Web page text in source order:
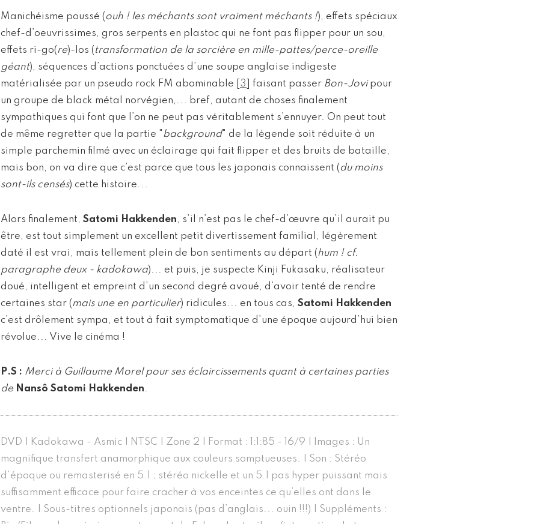
Manichéisme poussé (ouh ! les méchants sont vraiment méchants !), effets spéciaux
chef-d’oeuvrissimes, gros serpents en plastoc qui ne font pas flipper pour un sou,
effets ri-go(re)-los (transformation de la sorcière en mille-pattes/perce-oreille
géant), séquences d’actions ponctuées d’une soupe anglaise indigeste
matérialisée par un pseudo rock FM abominable
3 faisant passer Bon-Jovipour
un groupe de black métal norvégien,... bref, autant de choses finalement
sympathiques qui font que l’on ne peut pas véritablement s’ennuyer. On peut tout
de même regretter que la partie "background" de la légende soit réduite à un
simple parchemin filmé avec un éclairage qui fait flipper et des bruits de bataille,
mais bon, on va dire que c’est parce que tous les japonais connaissent (du moins
sont-ils censés) cette histoire...
Alors finalement, Satomi Hakkenden, s’il n’est pas le chef-d’œuvre qu’il aurait pu
être, est tout simplement un excellent petit divertissement familial, légèrement
daté il est vrai, mais tellement plein de bon sentiments au départ (hum ! cf.
paragraphe deux - kadokawa)... et puis, je suspecte Kinji Fukasaku, réalisateur
doué, intelligent et empreint d’un second degré avoué, d’avoir tenté de rendre
certaines star (mais une en particulier) ridicules... en tous cas, Satomi Hakkenden
c’est drôlement sympa, et tout à fait symptomatique d’une époque aujourd’hui bien
révolue... Vive le cinéma !
P.S : Merci à Guillaume Morel pour ses éclaircissements quant à certaines parties
de Nansô Satomi Hakkenden.
DVD | Kadokawa - Asmic | NTSC | Zone 2 | Format : 1:1:85 - 16/9 | Images : Un
magnifique transfert anamorphique aux couleurs somptueuses. | Son : Stéréo
d’époque ou remasterisé en 5.1 ; stéréo nickelle et un 5.1 pas hyper puissant mais
suffisamment efficace pour faire cracher à vos enceintes ce qu’elles ont dans le
ventre. | Sous-titres optionnels japonais (pas d’anglais... ouin !!!) | Suppléments :